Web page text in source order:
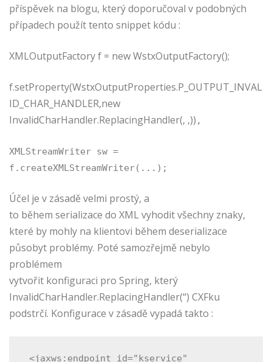
příspěvek na blogu, který doporučoval v podobných
případech použít tento snippet kódu :
XMLOutputFactoryf = newWstxOutputFactory();
f.setProperty(WstxOutputProperties.P_OUTPUT_INVAL
ID_CHAR_HANDLER,new
InvalidCharHandler.ReplacingHandler(‚ ‚)) ,
XMLStreamWriter sw =
f . createXMLStreamWriter(...);
Účel je v zásadě velmi prostý, a
to během serializace do XML vyhodit všechny znaky,
které by mohly na klientovi během deserializace
působyt problémy. Poté samozřejmě nebylo
problémem
vytvořit konfiguraci pro Spring, který
InvalidCharHandler.ReplacingHandler(“) CXFku
podstrčí. Konfigurace v zásadě vypadá takto :
<jaxws:endpoint id="kservice"